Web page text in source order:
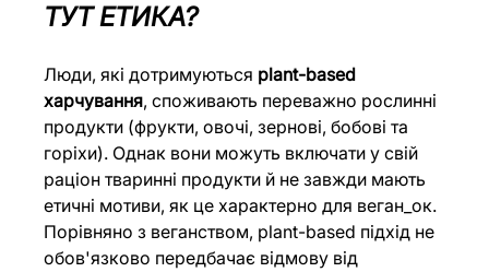
ТУТ ЕТИКА?
Люди, які дотримуються plant-based
харчування, споживають переважно рослинні
продукти (фрукти, овочі, зернові, бобові та
горіхи). Однак вони можуть включати у свій
раціон тваринні продукти й не завжди мають
етичні мотиви, як це характерно для веган_ок.
Порівняно з веганством, plant-based підхід не
обов'язково передбачає відмову від